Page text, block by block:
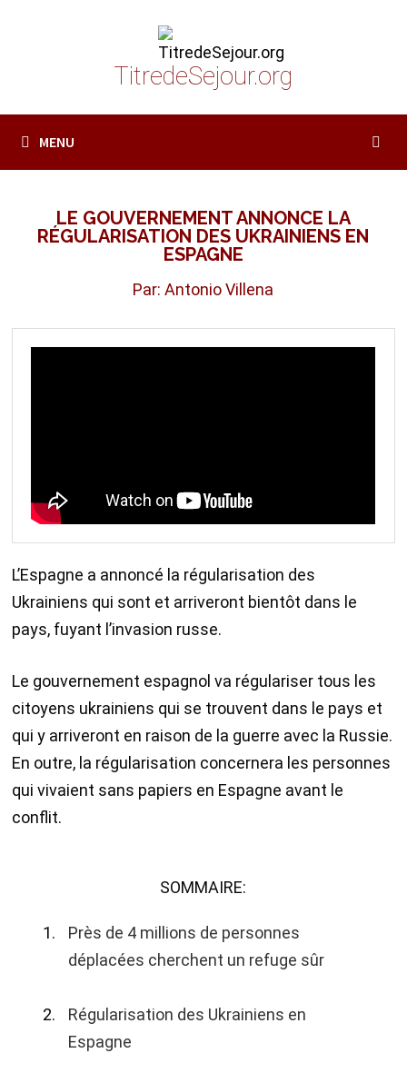
TitredeSejour.org
MENU
LE GOUVERNEMENT ANNONCE LA
RÉGULARISATION DES UKRAINIENS EN
ESPAGNE
Par: Antonio Villena
L’Espagne a annoncé la régularisation des
Ukrainiens qui sont et arriveront bientôt dans le
pays, fuyant l’invasion russe.
Le gouvernement espagnol va régulariser tous les
citoyens ukrainiens qui se trouvent dans le pays et
qui y arriveront en raison de la guerre avec la Russie.
En outre, la régularisation concernera les personnes
qui vivaient sans papiers en Espagne avant le
conflit.
SOMMAIRE:
Près de 4 millions de personnes
déplacées cherchent un refuge sûr
Régularisation des Ukrainiens en
Espagne